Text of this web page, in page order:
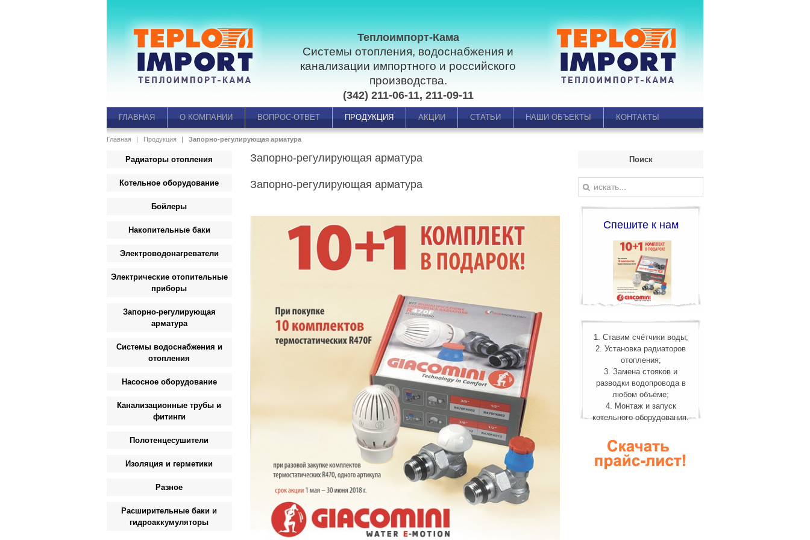
Теплоимпорт-Кама
Системы отопления, водоснабжения и
канализации импортного и российского
производства.
(342) 211-06-11, 211-09-11
ГЛАВНАЯ О КОМПАНИИ ВОПРОС-ОТВЕТ ПРОДУКЦИЯ АКЦИИ СТАТЬИ НАШИ ОБЪЕКТЫ КОНТАКТЫ
Главная Продукция Запорно-регулирующая арматура
Запорно-регулирующая арматура
Запорно-регулирующая арматура
Радиаторы отопления
Котельное оборудование
Бойлеры
Накопительные баки
Электроводонагреватели
Электрические отопительные
приборы
Запорно-регулирующая
арматура
Системы водоснабжения и
отопления
Насосное оборудование
Канализационные трубы и
фитинги
Полотенцесушители
Изоляция и герметики
Разное
Расширительные баки и
гидроаккумуляторы
Поиск
Спешите к нам
1. Ставим счётчики воды;
2. Установка радиаторов
отопления;
3. Замена стояков и
разводки водопровода в
любом объёме;
4. Монтаж и запуск
котельного оборудования.